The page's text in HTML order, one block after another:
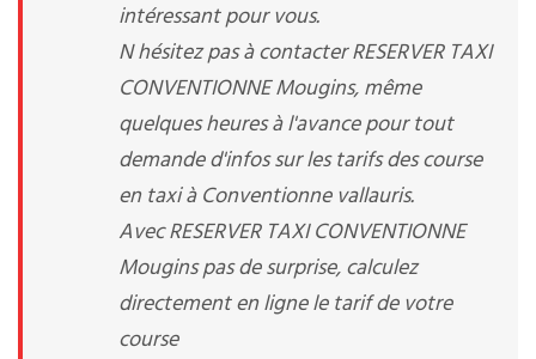
intéressant pour vous.
N hésitez pas à contacter RESERVER TAXI
CONVENTIONNE Mougins, même
quelques heures à l'avance pour tout
demande d'infos sur les tarifs des course
en taxi à Conventionne vallauris.
Avec RESERVER TAXI CONVENTIONNE
Mougins pas de surprise, calculez
directement en ligne le tarif de votre
course